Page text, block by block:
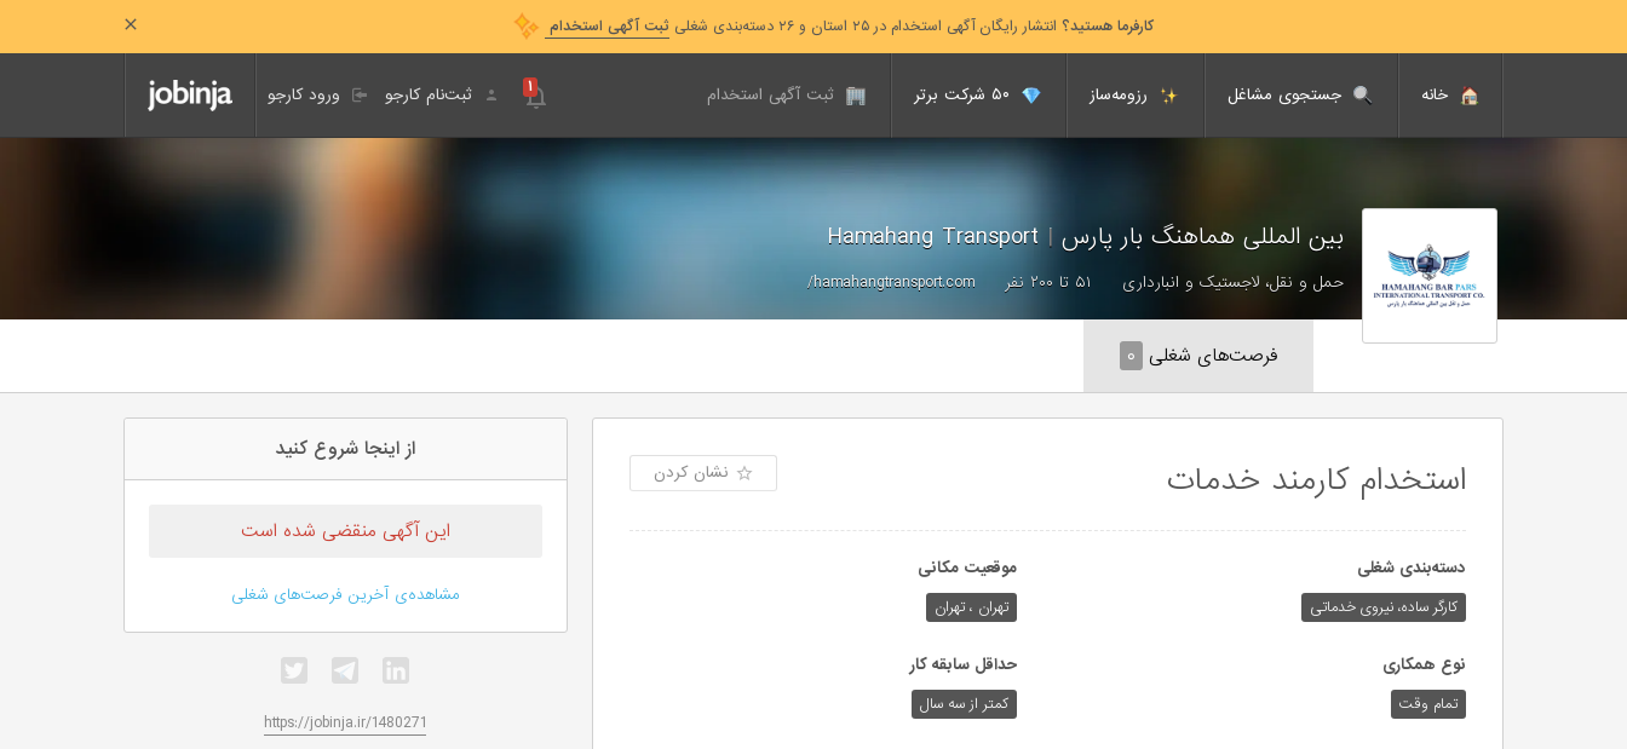
کارفرما هستید؟ انتشار رایگان آگهی استخدام در ۲۵ استان و ۲۶ دسته‌بندی شغلی ثبت آگهی استخدام
خانه جستجوی مشاغل رزومه‌ساز ثبت آگهی استخدام ورود کارجو ثبت‌نام کارجو ۱
بین المللی هماهنگ بار پارس |
حمل و نقل، لاجستیک و انبارداری ۵۱ تا ۲۰۰ نفر hamahangtransport.com/
فرصت‌های شغلی ۰
استخدام کارمند خدمات نشان کردن
دسته‌بندی شغلی
کارگر ساده، نیروی خدماتی
موقعیت مکانی
تهران ، تهران
نوع همکاری
تمام وقت
حداقل سابقه کار
کمتر از سه سال
از اینجا شروع کنید
این آگهی منقضی شده است
مشاهده‌ی آخرین فرصت‌های شغلی
https://jobinja.ir/1480271